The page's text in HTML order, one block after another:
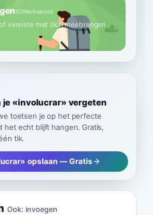
B2Werkwoord
vereiste met zich meebrengen
je «involucrar» vergeten
toetsen je op het perfecte
het echt blijft hangen. Gratis,
tik.
opslaan — Gratis
Ook: invoegen